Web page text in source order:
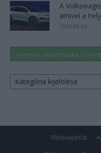
A
amivel a
2026-08-04
Keresés autómárka szerint
Keresés
autómárka
Médiaajánlat